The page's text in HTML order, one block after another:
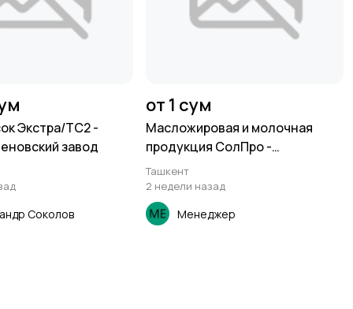
Экстра/ТС2 -
завод
Соколов
от 1 сум
Масложировая и молочная
продукция СолПро -
экспортные поставки
Ташкент
2 недели назад
Менеджер